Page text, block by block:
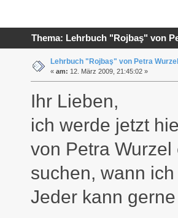
Thema: Lehrbuch "Rojbaş" von
Lehrbuch "Rojbaş" von Petra Wurzel
« am: 12. März 2009, 21:45:02 »
Ihr Lieben,
ich werde jetzt
von Petra
suchen, wann
Jeder kann